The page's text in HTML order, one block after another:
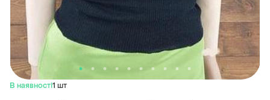
В наявності1 шт